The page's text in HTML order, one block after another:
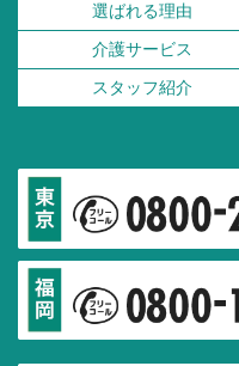
選ばれる理由
介護サービス
スタッフ紹介